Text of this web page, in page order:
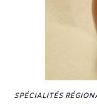
SPÉCIALITÉS